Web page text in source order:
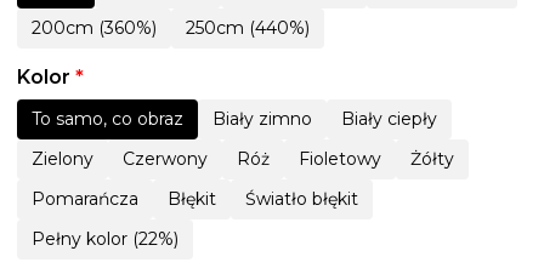
200cm (360%)
250cm (440%)
Kolor *
To samo, co obraz Biały zimno
Biały ciepły
Zielony
Czerwony Róż Fioletowy
Żółty
Pomarańcza
Błękit
Światło błękit
Pełny kolor (22%)